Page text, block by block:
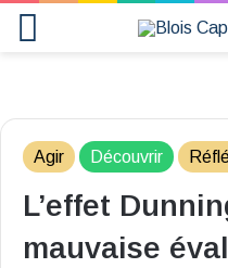
Agir Découvrir
L’effet
mauvaise